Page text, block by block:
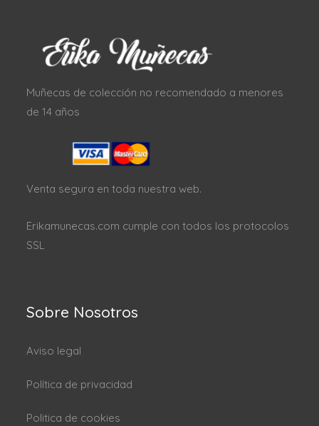
Muñecas de colección no recomendado a menores
de 14 años
Venta segura en toda nuestra web.
Erikamunecas.com cumple con todos los protocolos
SSL
Sobre Nosotros
Aviso legal
Política de privacidad
Politica de cookies